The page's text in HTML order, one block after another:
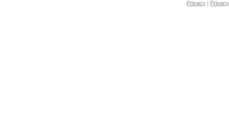
Privacy |